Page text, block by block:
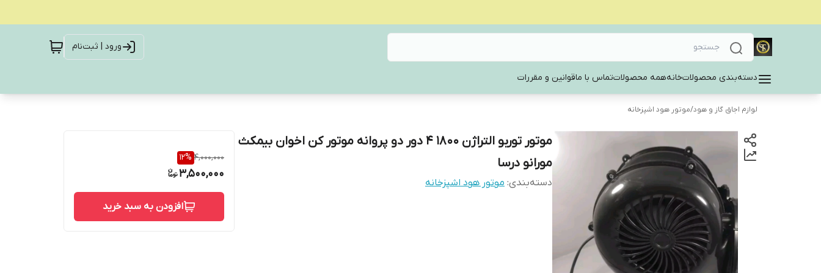
ورود | ثبت‌نام
دسته‌بندی محصولاتخانههمه محصولاتتماس با ماقوانین و مقررات
لوازم اجاق گاز و هود/موتور هود اشپزخانه
موتور توربو التراژن ۱۸۰۰ ۴ دور دو پروانه موتور کن اخوان بیمکث
مورانو درسا
دسته‌بندی: موتور هود اشپزخانه
4,000,000
12%
3,500,000
افزودن به سبد خرید